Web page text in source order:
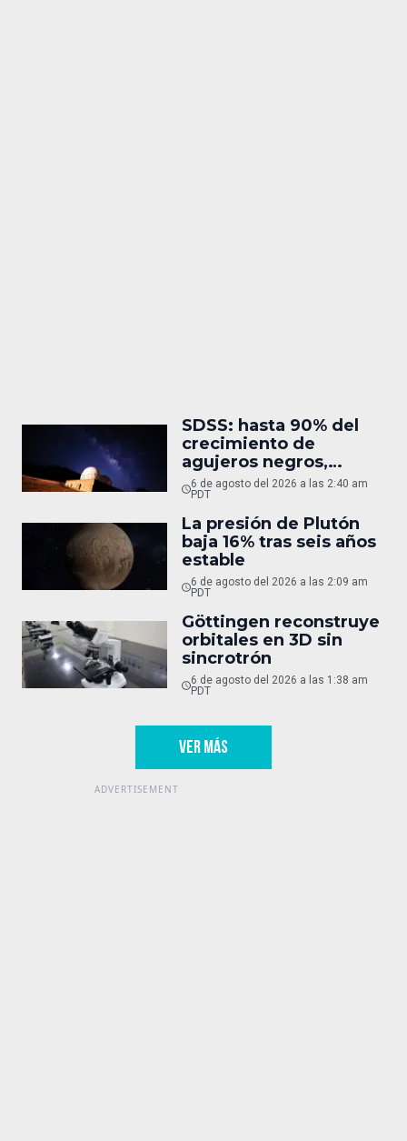
SDSS: hasta 90% del
crecimiento de
agujeros negros,
oculto
6 de agosto del 2026 a las 2:40 am
PDT
La presión de Plutón
baja 16% tras seis años
estable
6 de agosto del 2026 a las 2:09 am
PDT
Göttingen reconstruye
orbitales en 3D sin
sincrotrón
6 de agosto del 2026 a las 1:38 am
PDT
VER MÁS